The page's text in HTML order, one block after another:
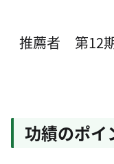
推薦者 第12
功績のポイ